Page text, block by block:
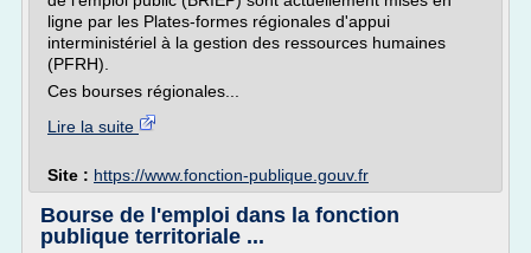
ligne par les Plates-formes régionales d'appui
interministériel à la gestion des ressources humaines
(PFRH).
Ces bourses régionales...
Lire la suite
Site : https://www.fonction-publique.gouv.fr
Bourse de l'emploi dans la fonction
publique territoriale ...